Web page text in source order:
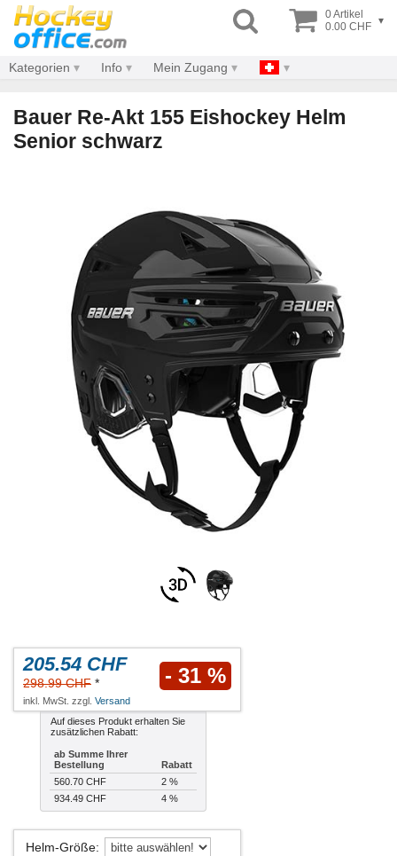
0 Artikel
0.00 CHF ▾
Kategorien Info Mein Zugang
Bauer Re-Akt 155 Eishockey Helm
Senior schwarz
205.54 CHF
298.99 CHF * - 31 %
inkl. MwSt. zzgl. Versand
Auf dieses Produkt erhalten Sie
zusätzlichen Rabatt:
ab Summe Ihrer
Bestellung
Rabatt
560.70 CHF
2 %
934.49 CHF
4 %
Helm-Größe: